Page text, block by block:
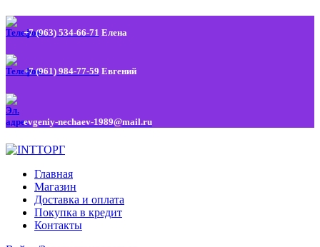
+7 (963) 534-66-71 Елена
+7 (961) 984-77-59 Евгений
evgeniy-nechaev-1989@mail.ru
Главная
Магазин
Доставка и оплата
Покупка в кредит
Контакты